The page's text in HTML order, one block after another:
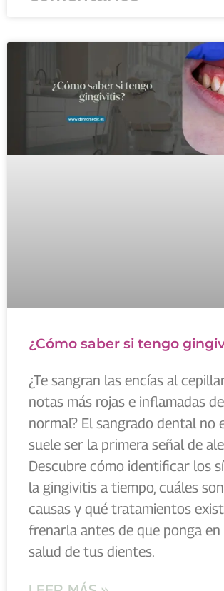
¿Cómo saber si tengo
¿Te sangran las encías al
notas más rojas e inflamadas
normal? El sangrado dental no
suele ser la primera señal de
Descubre cómo identificar los
la gingivitis a tiempo, cuáles
causas y qué tratamientos
frenarla antes de que ponga
salud de tus dientes.